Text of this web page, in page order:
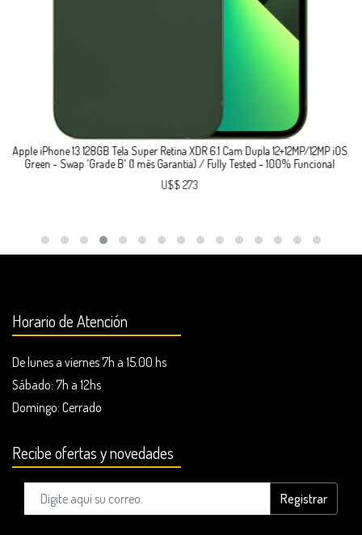
Super Retina XDR 6.1 Cam Dupla 12+12MP/12MP iOS
B' (1 mês Garantia) / Fully Tested - 100% Funcional
Apple iPhone 13
Green - Swap
Horario de Atención
De lunes a viernes 7h a 15.00 hs
Sábado: 7h a 12hs
Domingo: Cerrado
Recibe ofertas y novedades
Registrar